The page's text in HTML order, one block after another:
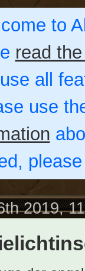
to
read
all
use
2019,